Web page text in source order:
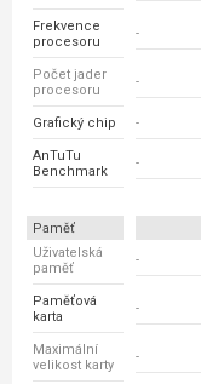
Frekvence
procesoru
-
Počet jader
procesoru
-
Grafický chip -
AnTuTu
Benchmark
-
Paměť
Uživatelská
paměť
-
Paměťová
karta
-
Maximální
velikost karty
-